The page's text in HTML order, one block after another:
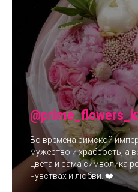
Во времена римской
мужество и храбрость, а
цвета и сама символика
чувствах и любви. ❤️